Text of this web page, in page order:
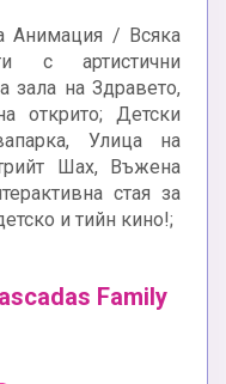
Анимация / Всяка
с артистични
зала на Здравето,
открито; Детски
Улица на
Шах, Въжена
стая за
и тийн кино!;
Family